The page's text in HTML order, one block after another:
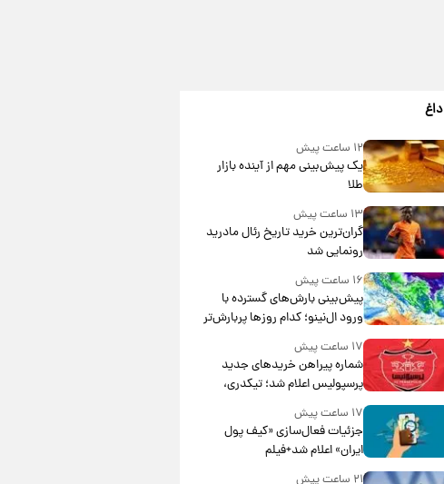
داغ
۱۲ ساعت پیش
یک پیش‌بینی مهم از آینده بازار
طلا
۱۳ ساعت پیش
گران‌ترین خرید تاریخ رئال مادرید
رونمایی شد
۱۶ ساعت پیش
پیش‌بینی بارش‌های گسترده با
ورود ال‌نینو؛ کدام روزها پربارش‌تر
خواهند بود؟
۱۷ ساعت پیش
شماره پیراهن خریدهای جدید
پرسپولیس اعلام شد؛ تیکدری،
محبی و سرگیف با اعداد ویژه
۱۷ ساعت پیش
جزئیات فعال‌سازی «کیف پول
ایران» اعلام شد+فیلم
۲۱ ساعت پیش